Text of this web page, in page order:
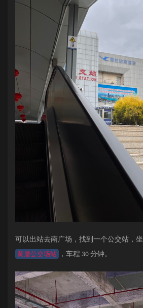
可以出站去南广场，找到一个公交站，坐
黄厝公交场站 ，车程 30 分钟。